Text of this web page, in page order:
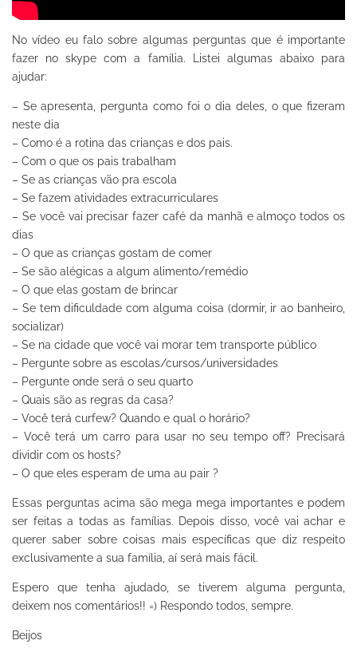
No vídeo eu falo sobre algumas perguntas que é importante
fazer no skype com a família. Listei algumas abaixo para
ajudar:
– Se apresenta, pergunta como foi o dia deles, o que fizeram
neste dia
– Como é a rotina das crianças e dos pais.
– Com o que os pais trabalham
– Se as crianças vão pra escola
– Se fazem atividades extracurriculares
– Se você vai precisar fazer café da manhã e almoço todos os
dias
– O que as crianças gostam de comer
– Se são alégicas a algum alimento/remédio
– O que elas gostam de brincar
– Se tem dificuldade com alguma coisa (dormir, ir ao banheiro,
socializar)
– Se na cidade que você vai morar tem transporte público
– Pergunte sobre as escolas/cursos/universidades
– Pergunte onde será o seu quarto
– Quais são as regras da casa?
– Você terá curfew? Quando e qual o horário?
– Você terá um carro para usar no seu tempo off? Precisará
dividir com os hosts?
– O que eles esperam de uma au pair ?
Essas perguntas acima são mega mega importantes e podem
ser feitas a todas as famílias. Depois disso, você vai achar e
querer saber sobre coisas mais específicas que diz respeito
exclusivamente a sua família, aí será mais fácil.
Espero que tenha ajudado, se tiverem alguma pergunta,
deixem nos comentários!! =) Respondo todos, sempre.
Beijos